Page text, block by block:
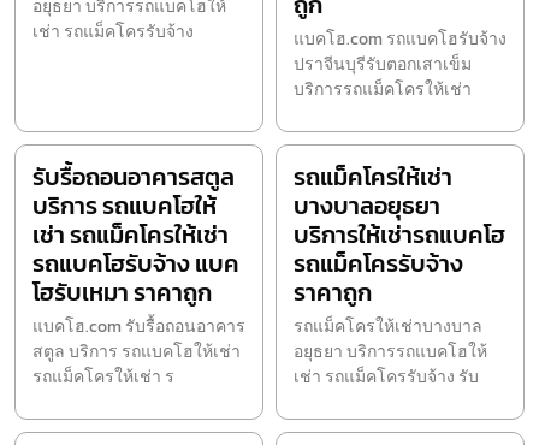
อยุธยา บริการรถแบคโฮให้
เช่า รถแม็คโครรับจ้าง
แบคโฮ.com รถแบคโฮรับจ้าง
ปราจีนบุรีรับตอกเสาเข็ม
บริการรถแม็คโครให้เช่า
รับรื้อถอนอาคารสตูล
บริการ รถแบคโฮให้
เช่า รถแม็คโครให้เช่า
รถแบคโฮรับจ้าง แบค
โฮรับเหมา ราคาถูก
แบคโฮ.com รับรื้อถอนอาคาร
สตูล บริการ รถแบคโฮให้เช่า
รถแม็คโครให้เช่า ร
รถแม็คโครให้เช่า
บางบาลอยุธยา
บริการให้เช่ารถแบคโฮ
รถแม็คโครรับจ้าง
ราคาถูก
รถแม็คโครให้เช่าบางบาล
อยุธยา บริการรถแบคโฮให้
เช่า รถแม็คโครรับจ้าง รับ